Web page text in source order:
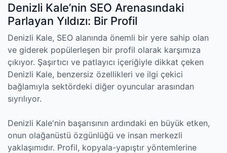
Denizli Kale’nin SEO Arenasındaki
Parlayan Yıldızı: Bir Profil
Denizli Kale, SEO alanında önemli bir yere sahip olan
ve giderek popülerleşen bir profil olarak karşımıza
çıkıyor. Şaşırtıcı ve patlayıcı içeriğiyle dikkat çeken
Denizli Kale, benzersiz özellikleri ve ilgi çekici
bağlamıyla sektördeki diğer oyuncular arasından
sıyrılıyor.
Denizli Kale'nin başarısının ardındaki en büyük etken,
onun olağanüstü özgünlüğü ve insan merkezli
yaklaşımıdır. Profil, kopyala-yapıştır yöntemlerine